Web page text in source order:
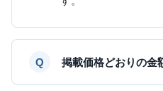
掲載価格どおりの金